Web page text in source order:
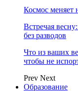
Космос меняет
Встречая
без разводов
Что из ваших
чтобы не
Prev Next
Образование